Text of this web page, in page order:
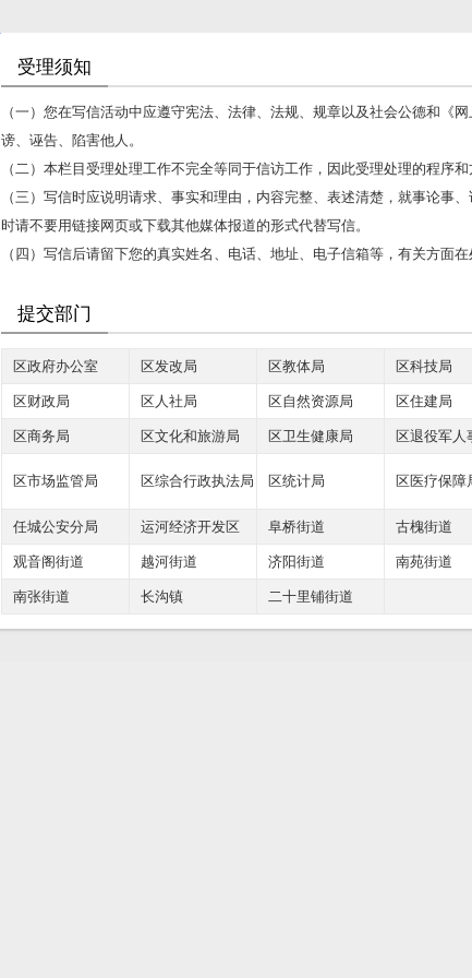
受理须知
（一）您在写信活动中应遵守宪法、法律、法规、规章以及社会公德和《
谤、诬告、陷害他人。
（二）本栏目受理处理工作不完全等同于信访工作，因此受理处理的程序和
（三）写信时应说明请求、事实和理由，内容完整、表述清楚，就事论事
时请不要用链接网页或下载其他媒体报道的形式代替写信。
（四）写信后请留下您的真实姓名、电话、地址、电子信箱等，有关方面在
提交部门
区政府办公室 区发改局 区教体局 区科技局
区财政局 区人社局 区自然资源局 区住建局
区商务局 区文化和旅游局 区卫生健康局 区退役军人
区市场监管局 区综合行政执法局 区统计局 区医疗保障
任城公安分局 运河经济开发区 阜桥街道 古槐街道
观音阁街道 越河街道 济阳街道 南苑街道
南张街道 长沟镇 二十里铺街道